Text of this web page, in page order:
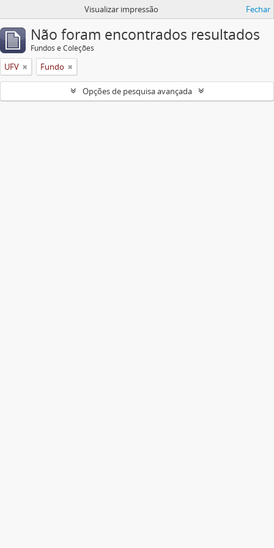
Visualizar impressão Fechar
Não foram encontrados resultados
Fundos e Coleções
UFV Fundo
Opções de pesquisa avançada